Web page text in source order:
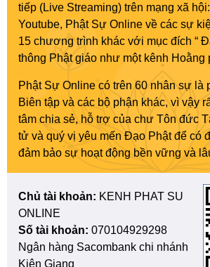
tiếp (Live Streaming) trên mạng xã
Youtube, Phật Sự Online về các sự
15 chương trình khác với mục đích “
thông Phật giáo như một kênh Hoằng
Phật Sự Online có trên 60 nhân sự là
Biên tập và các bộ phận khác, vì vậy
tâm chia sẻ, hỗ trợ của chư Tôn đức
tử và quý vị yêu mến Đạo Phật để có
đảm bảo sự hoạt động bền vững và
Chủ tài khoản: KENH PHAT SU
ONLINE
Số tài khoản: 070104929298
Ngân hàng Sacombank chi nhánh
Kiên Giang